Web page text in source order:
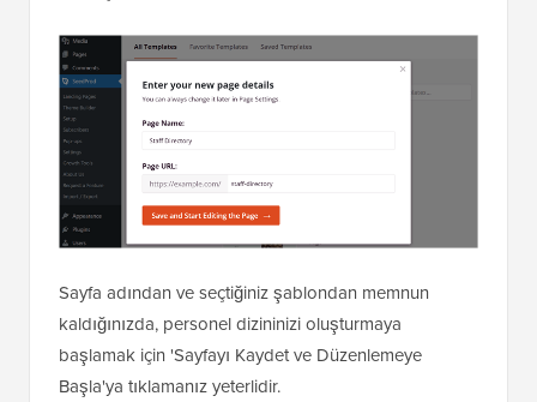
Sayfa adından ve seçtiğiniz şablondan memnun
kaldığınızda, personel dizininizi oluşturmaya
başlamak için 'Sayfayı Kaydet ve Düzenlemeye
Başla'ya tıklamanız yeterlidir.